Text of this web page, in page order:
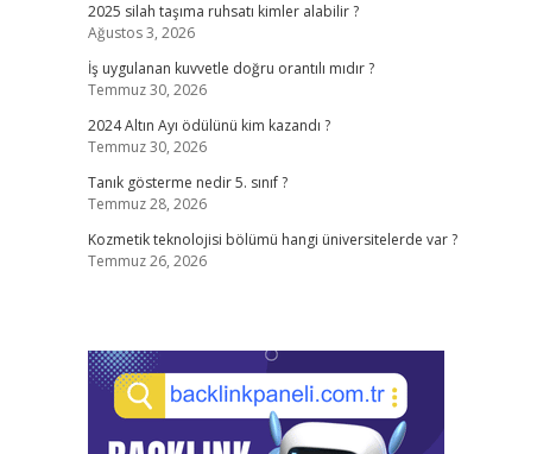
2025 silah taşıma ruhsatı kimler alabilir ?
Ağustos 3, 2026
İş uygulanan kuvvetle doğru orantılı mıdır ?
Temmuz 30, 2026
2024 Altın Ayı ödülünü kim kazandı ?
Temmuz 30, 2026
Tanık gösterme nedir 5. sınıf ?
Temmuz 28, 2026
Kozmetik teknolojisi bölümü hangi üniversitelerde var ?
Temmuz 26, 2026